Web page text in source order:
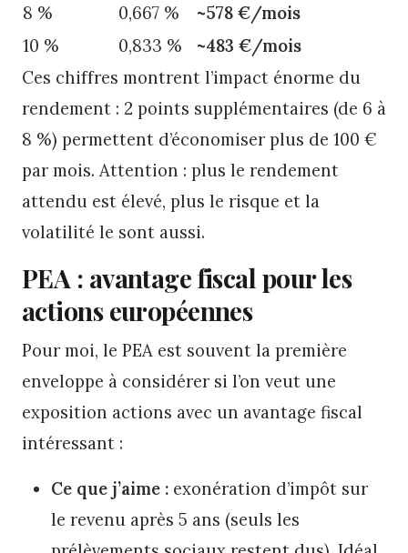
8 %
0,667 %
~578 €/mois
10 %
0,833 %
~483 €/mois
Ces chiffres montrent l’impact énorme du
rendement : 2 points supplémentaires (de 6 à
8 %) permettent d’économiser plus de 100 €
par mois. Attention : plus le rendement
attendu est élevé, plus le risque et la
volatilité le sont aussi.
PEA : avantage fiscal pour les
actions européennes
Pour moi, le PEA est souvent la première
enveloppe à considérer si l’on veut une
exposition actions avec un avantage fiscal
intéressant :
Ce que j’aime : exonération d’impôt sur
le revenu après 5 ans (seuls les